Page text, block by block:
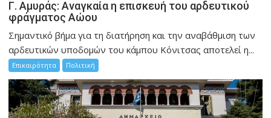
Γ. Αμυράς: Αναγκαία η επισκευή του αρδευτικού
φράγματος Αώου
Σημαντικό βήμα για τη διατήρηση και την αναβάθμιση των
αρδευτικών υποδομών του κάμπου Κόνιτσας αποτελεί η...
Επικαιρότητα Πολιτική